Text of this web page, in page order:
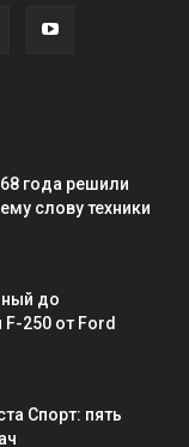
года решили
слову техники
до
250 от Ford
Спорт: пять